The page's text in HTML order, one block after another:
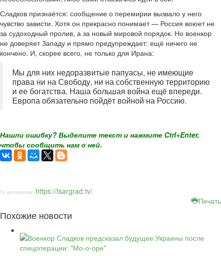
Сладков признаётся: сообщение о перемирии вызвало у него
чувство зависти. Хотя он прекрасно понимает — Россия воюет не
за судоходный пролив, а за новый мировой порядок. Но военкор
не доверяет Западу и прямо предупреждает: ещё ничего не
кончено. И, скорее всего, не только для Ирана:
Мы для них недоразвитые папуасы, не имеющие
права ни на Свободу, ни на собственную территорию
и ее богатства. Наша большая война ещё впереди.
Европа обязательно пойдёт войной на Россию.
Нашли ошибку? Выделите текст и нажмите Ctrl+Enter,
чтобы сообщить нам о ней.
По материалам: https://tsargrad.tv/
Печать
Похожие новости